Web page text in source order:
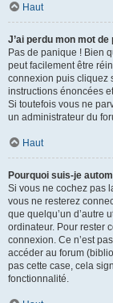
Haut
J’ai perdu mon mot de
Pas de panique ! Bien
peut facilement être
connexion puis cliquez
instructions énoncées
Si toutefois vous ne
un administrateur du
Haut
Pourquoi suis-je
Si vous ne cochez pas
vous ne resterez
que quelqu’un d’autre
ordinateur. Pour rester
connexion. Ce n’est
accéder au forum
pas cette case, cela
fonctionnalité.